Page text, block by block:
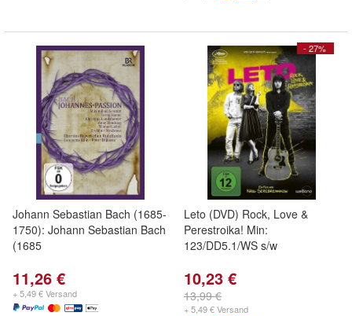
Johann Sebastian Bach (1685-
1750): Johann Sebastian Bach
(1685
11,26 €
+ 5,49 € Versand
- 27%
Leto (DVD) Rock, Love &
Perestroika! Min:
123/DD5.1/WS s/w
10,23 €
13,99 €
+ 5,49 € Versand